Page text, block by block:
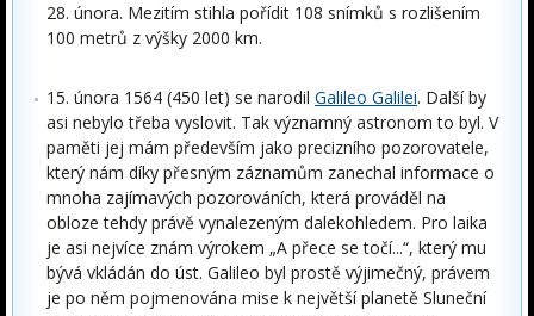
28. února. Mezitím stihla pořídit 108 snímků s rozlišením
100 metrů z výšky 2000 km.
15. února 1564 (450 let) se narodil Galileo Galilei. Další by
asi nebylo třeba vyslovit. Tak významný astronom to byl. V
paměti jej mám především jako precizního pozorovatele,
který nám díky přesným záznamům zanechal informace o
mnoha zajímavých pozorováních, která prováděl na
obloze tehdy právě vynalezeným dalekohledem. Pro laika
je asi nejvíce znám výrokem „A přece se točí...“, který mu
bývá vkládán do úst. Galileo byl prostě výjimečný, právem
je po něm pojmenována mise k největší planetě Sluneční